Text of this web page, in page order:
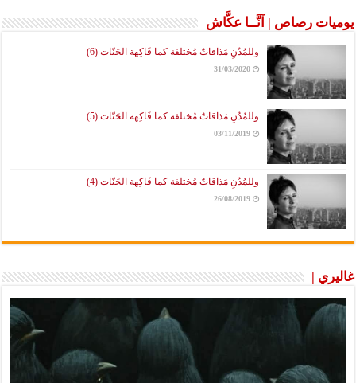
يوميات رصاص | آنَّــا عكَّاش
وللمُدُنِ مَذاقاتٌ مُختلفة كما فَاكِهة الجَنّات (6)
31/03/2020
وللمُدُنِ مَذاقاتٌ مُختلفة كما فَاكِهة الجَنّات (5)
03/11/2019
وللمُدُنِ مَذاقاتٌ مُختلفة كما فَاكِهة الجَنّات (4)
26/08/2019
غاليري |